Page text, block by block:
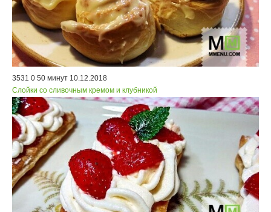
3531 0 50 минут 10.12.2018
Слойки со сливочным кремом и клубникой